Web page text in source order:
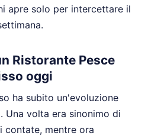
apre solo per intercettare il
Ristorante Pesce
oggi
ha subito un'evoluzione
Una volta era sinonimo di
contate, mentre ora